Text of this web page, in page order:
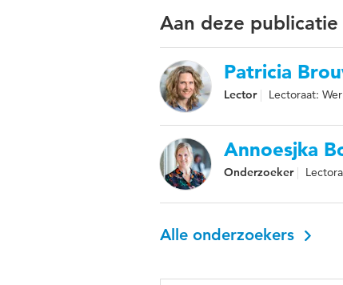
Aan deze
Patricia
Lector Lectoraat:
Annoesjka
Onderzoeker
Alle onderzoekers